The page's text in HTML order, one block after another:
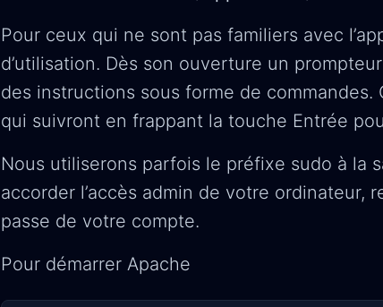
Pour ceux qui ne sont pas familiers avec
d’utilisation. Dès son ouverture un
des instructions sous forme de
qui suivront en frappant la touche Entrée
Nous utiliserons parfois le préfixe sudo à la
accorder l’accès admin de votre ordinateur,
passe de votre compte.
Pour démarrer Apache